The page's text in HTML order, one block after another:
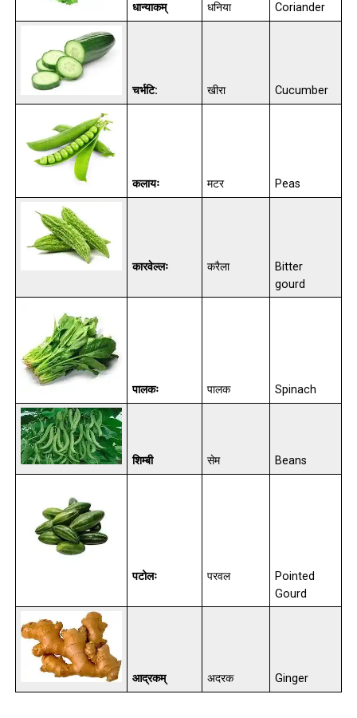
धान्याकम् धनिया Coriander
चर्भटि: खीरा Cucumber
कलायः मटर Peas
कारवेल्लः करैला
Bitter
gourd
पालकः पालक Spinach
शिम्बी सेम Beans
पटोलः परवल
Pointed
Gourd
आद्रकम् अदरक Ginger